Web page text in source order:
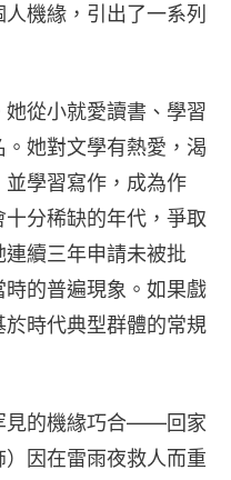
機緣，引出了一系列
從小就愛讀書、學習
她對文學有熱愛，渴
學習寫作，成為作
分稀缺的年代，爭取
續三年申請未被批
的普遍現象。如果戲
時代典型群體的常規
見的機緣巧合——回家
因在雷雨夜救人而重